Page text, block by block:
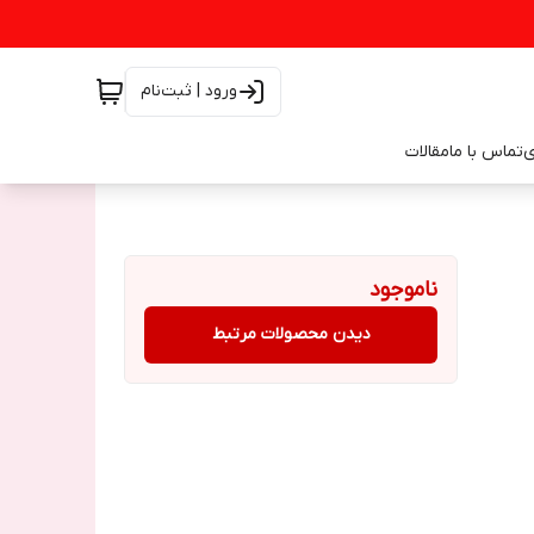
ورود | ثبت‌نام
تماس با مامقالات
ناموجود
دیدن محصولات مرتبط